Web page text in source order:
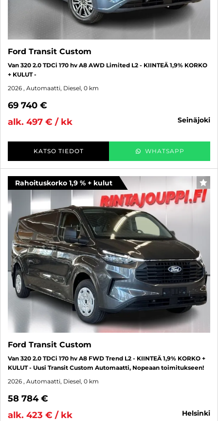
Ford Transit Custom
Van 320 2.0 TDCi 170 hv A8 AWD Limited L2 - KIINTEÄ 1,9% KORKO
+ KULUT -
2026 , Automaatti, Diesel, 0 km
69 740 €
alk. 497 € / kk
seinäjoki
KATSO TIEDOT WHATSAPP
Rahoituskorko 1,9 % + kulut
Ford Transit Custom
Van 320 2.0 TDCi 170 hv A8 FWD Trend L2 - KIINTEÄ 1,9% KORKO +
KULUT - Uusi Transit Custom Automaatti, Nopeaan toimitukseen!
2026 , Automaatti, Diesel, 0 km
58 784 €
alk. 423 € / kk
helsinki